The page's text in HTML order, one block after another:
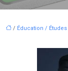
/ Éducation / Études